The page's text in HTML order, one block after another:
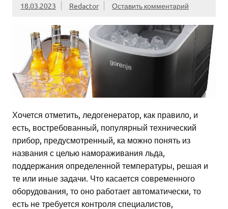
18.03.2023 Redactor Оставить комментарий
Хочется отметить, ледогенератор, как правило, и
есть, востребованный, популярный технический
прибор, предусмотренный, ка можно понять из
названия с целью намораживания льда,
поддержания определенной температуры, решая и
те или иные задачи. Что касается современного
оборудования, то оно работает автоматически, то
есть не требуется контроля специалистов,